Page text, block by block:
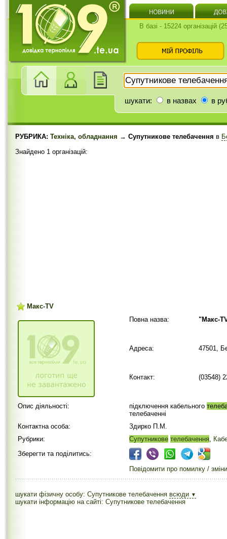
В базі - 15224 організацій
шукати: в назвах в
РУБРИКА: Техніка, обладнання → Супутникове телебачення в
Знайдено 1 організацій:
Макс-ТV
Повна назва:
"Макс-
Адреса: 47501,
Контакт: (03548)
Опис діяльності: підключення кабельного
телебаченні
Контактна особа:
Здирко П.М.
Рубрики:
Супутникове телебачення,
Зберегти та поділитись:
Повідомити про помилку / зміни
шукати фізичну особу: Супутникове телебачення всюди ▼
шукати інформацію на сайті: Супутникове телебачення